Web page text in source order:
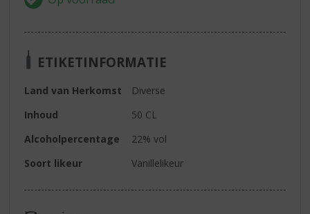
ETIKETINFORMATIE
Land van Herkomst
Diverse
Inhoud
50 CL
Alcoholpercentage
22% vol
Soort likeur
Vanillelikeur